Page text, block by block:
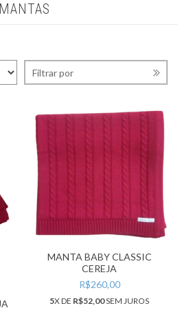
MANTAS
Filtrar por
MANTA BABY CLASSIC
CEREJA
R$260,00
5X DE R$52,00SEM JUROS